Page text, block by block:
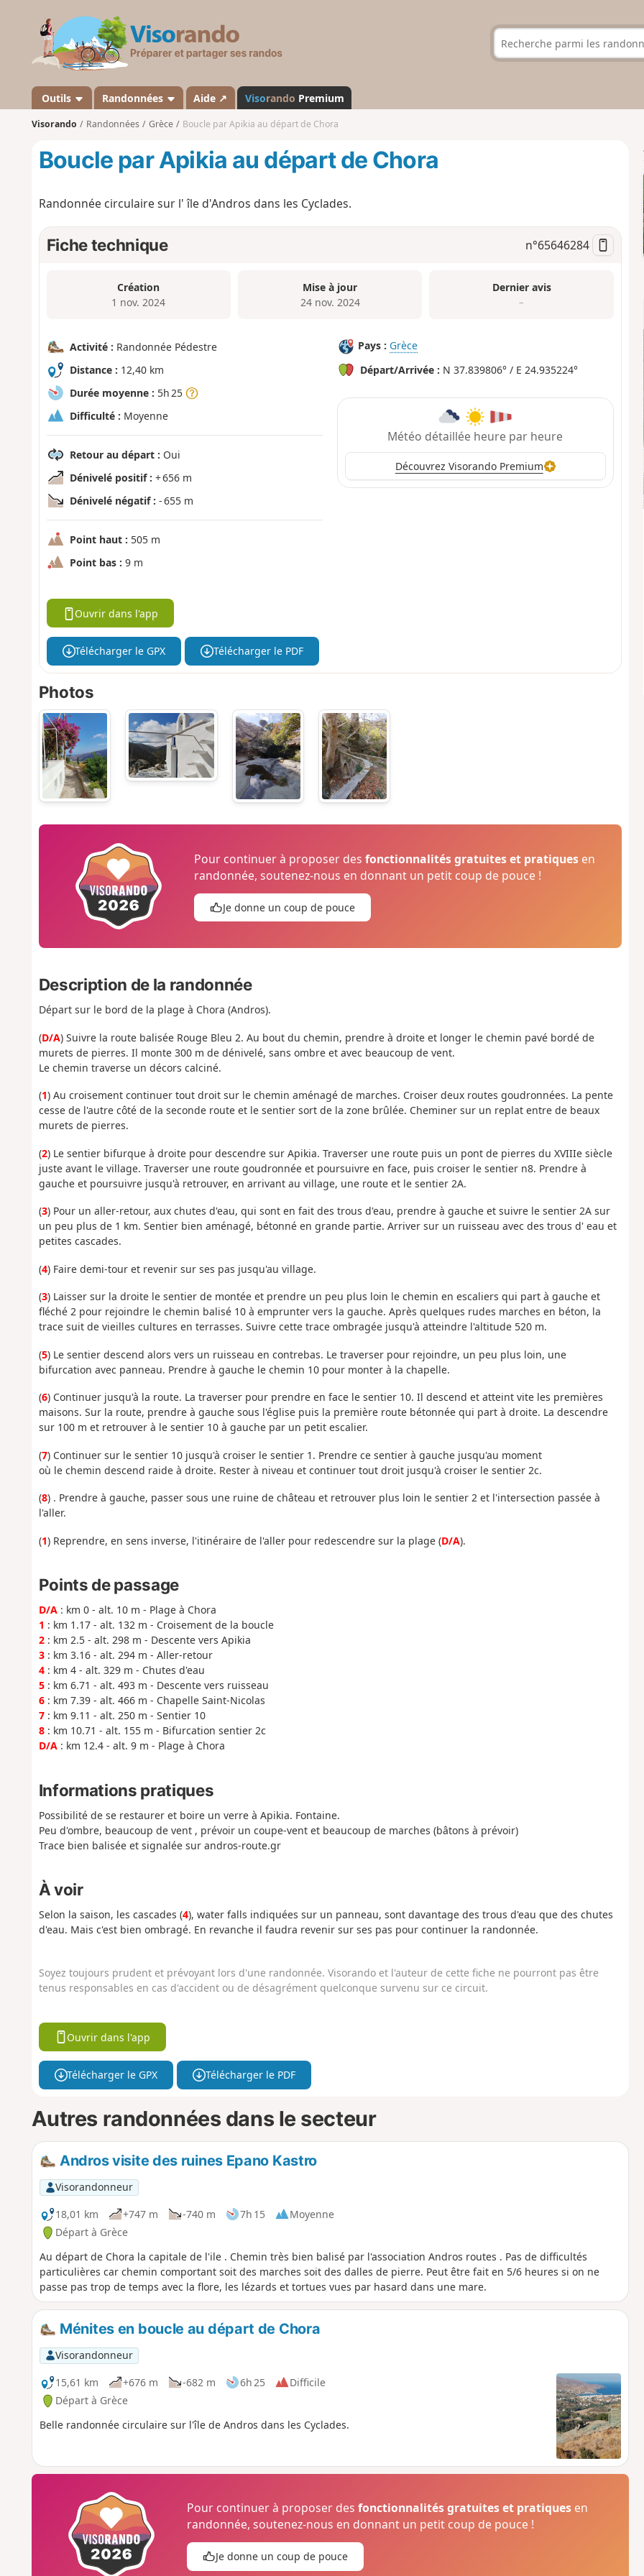
s
a
n
d
Outils Randonnées Aide ↗ Visorando Premium
Visorando Randonnées Grèce Boucle par Apikia au départ de Chora
Boucle par Apikia au départ de Chora
Randonnée circulaire sur l' île d'Andros dans les Cyclades.
Fiche technique n°65646284
Création
1 nov. 2024
Mise à jour
24 nov. 2024
Dernier avis
–
Activité : Randonnée Pédestre
Distance : 12,40 km
Durée moyenne : 5h 25
Difficulté : Moyenne
Retour au départ : Oui
Dénivelé positif : + 656 m
Dénivelé négatif : - 655 m
Point haut : 505 m
Point bas : 9 m
Pays : Grèce
Départ/Arrivée : N 37.839806° / E 24.935224°
Météo détaillée heure par heure
Découvrez Visorando Premium
Ouvrir dans l'app
Télécharger le GPX Télécharger le PDF
Photos
Pour continuer à proposer desfonctionnalités gratuites et pratiques en
randonnée, soutenez-nous en donnant un petit coup de pouce !
Je donne un coup de pouce
Description de la randonnée
Départ sur le bord de la plage à Chora (Andros).
(D/A) Suivre la route balisée Rouge Bleu 2. Au bout du chemin, prendre à droite et longer le chemin pavé bordé de
murets de pierres. Il monte 300 m de dénivelé, sans ombre et avec beaucoup de vent.
Le chemin traverse un décors calciné.
(1) Au croisement continuer tout droit sur le chemin aménagé de marches. Croiser deux routes goudronnées. La pente
cesse de l'autre côté de la seconde route et le sentier sort de la zone brûlée. Cheminer sur un replat entre de beaux
murets de pierres.
(2) Le sentier bifurque à droite pour descendre sur Apikia. Traverser une route puis un pont de pierres du XVIIIe siècle
juste avant le village. Traverser une route goudronnée et poursuivre en face, puis croiser le sentier n8. Prendre à
gauche et poursuivre jusqu'à retrouver, en arrivant au village, une route et le sentier 2A.
(3) Pour un aller-retour, aux chutes d'eau, qui sont en fait des trous d'eau, prendre à gauche et suivre le sentier 2A sur
un peu plus de 1 km. Sentier bien aménagé, bétonné en grande partie. Arriver sur un ruisseau avec des trous d' eau et
petites cascades.
(4) Faire demi-tour et revenir sur ses pas jusqu'au village.
(3) Laisser sur la droite le sentier de montée et prendre un peu plus loin le chemin en escaliers qui part à gauche et
fléché 2 pour rejoindre le chemin balisé 10 à emprunter vers la gauche. Après quelques rudes marches en béton, la
trace suit de vieilles cultures en terrasses. Suivre cette trace ombragée jusqu'à atteindre l'altitude 520 m.
(5) Le sentier descend alors vers un ruisseau en contrebas. Le traverser pour rejoindre, un peu plus loin, une
bifurcation avec panneau. Prendre à gauche le chemin 10 pour monter à la chapelle.
(6) Continuer jusqu'à la route. La traverser pour prendre en face le sentier 10. Il descend et atteint vite les premières
maisons. Sur la route, prendre à gauche sous l'église puis la première route bétonnée qui part à droite. La descendre
sur 100 m et retrouver à le sentier 10 à gauche par un petit escalier.
(7) Continuer sur le sentier 10 jusqu'à croiser le sentier 1. Prendre ce sentier à gauche jusqu'au moment
où le chemin descend raide à droite. Rester à niveau et continuer tout droit jusqu'à croiser le sentier 2c.
(8) . Prendre à gauche, passer sous une ruine de château et retrouver plus loin le sentier 2 et l'intersection passée à
l'aller.
(1) Reprendre, en sens inverse, l'itinéraire de l'aller pour redescendre sur la plage (D/A).
Points de passage
D/A: km 0 - alt. 10 m - Plage à Chora
1 : km 1.17 - alt. 132 m - Croisement de la boucle
2: km 2.5 - alt. 298 m - Descente vers Apikia
3: km 3.16 - alt. 294 m - Aller-retour
4: km 4 - alt. 329 m - Chutes d'eau
5: km 6.71 - alt. 493 m - Descente vers ruisseau
6: km 7.39 - alt. 466 m - Chapelle Saint-Nicolas
7: km 9.11 - alt. 250 m - Sentier 10
8: km 10.71 - alt. 155 m - Bifurcation sentier 2c
D/A: km 12.4 - alt. 9 m - Plage à Chora
Informations pratiques
Possibilité de se restaurer et boire un verre à Apikia. Fontaine.
Peu d'ombre, beaucoup de vent , prévoir un coupe-vent et beaucoup de marches (bâtons à prévoir)
Trace bien balisée et signalée sur andros-route.gr
À voir
Selon la saison, les cascades (4), water falls indiquées sur un panneau, sont davantage des trous d'eau que des chutes
d'eau. Mais c'est bien ombragé. En revanche il faudra revenir sur ses pas pour continuer la randonnée.
Soyez toujours prudent et prévoyant lors d'une randonnée. Visorando et l'auteur de cette fiche ne pourront pas être
tenus responsables en cas d'accident ou de désagrément quelconque survenu sur ce circuit.
Ouvrir dans l'app
Télécharger le GPX Télécharger le PDF
Autres randonnées dans le secteur
Andros visite des ruines Epano Kastro
Visorandonneur
18,01 km
+747 m -740 m 7h 15
Moyenne
Départ à Grèce
Au départ de Chora la capitale de l'ile . Chemin très bien balisé par l'association Andros routes . Pas de difficultés
particulières car chemin comportant soit des marches soit des dalles de pierre. Peut être fait en 5/6 heures si on ne
passe pas trop de temps avec la flore, les lézards et tortues vues par hasard dans une mare.
Ménites en boucle au départ de Chora
Visorandonneur
15,61 km
+676 m -682 m 6h 25
Difficile
Départ à Grèce
Belle randonnée circulaire sur l'île de Andros dans les Cyclades.
Pour continuer à proposer desfonctionnalités gratuites et pratiques en
randonnée, soutenez-nous en donnant un petit coup de pouce !
Je donne un coup de pouce